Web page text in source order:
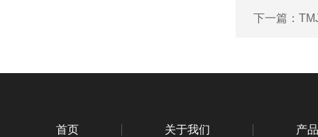
下一篇：
首页 关于我们 产